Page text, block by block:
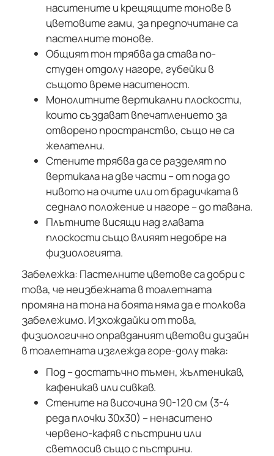
наситените и крещящите тонове в
цветовите гами, за предпочитане са
пастелните тонове.
Общият тон трябва да става по-
студен отдолу нагоре, губейки в
същото време наситеност.
Монолитните вертикални плоскости,
които създават впечатлението за
отворено пространство, също не са
желателни.
Стените трябва да се разделят по
вертикала на две части – от пода до
нивото на очите или от брадичката в
седнало положение и нагоре – до тавана.
Плътните висящи над главата
плоскости също влияят недобре на
физиологията.
Забележка: Пастелните цветове са добри с
това, че неизбежната в тоалетната
промяна на тона на боята няма да е толкова
забележимо. Изхождайки от това,
физиологично оправданият цветови дизайн
в тоалетната изглежда горе-долу така:
Под – достатъчно тъмен, жълтеникав,
кафеникав или сивкав.
Стените на височина 90-120 см (3-4
реда плочки 30х30) – ненаситено
червено-кафяв с пъстрини или
светлосив също с пъстрини.